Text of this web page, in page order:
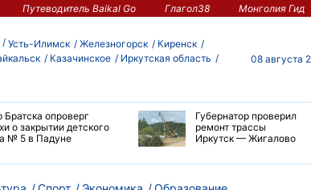
Путеводитель Baikal Go Глагол38 Монголия Гид
Усть-Илимск Железногорск
Киренск
Казачинское
Иркутская область
08 августа
Братска опроверг
о закрытии детского
№ 5 в Падуне
Губернатор проверил
ремонт трассы
Иркутск — Жигалово